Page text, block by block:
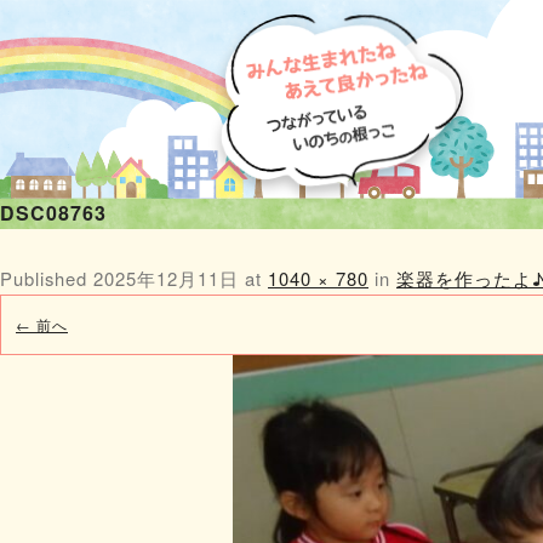
DSC08763
Published 2025年12月11日 at 1040 × 780 in 楽器を作ったよ
← 前へ